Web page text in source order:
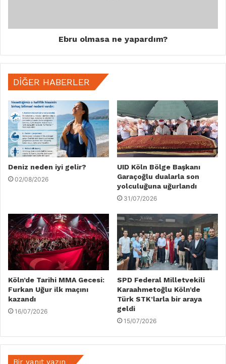
Ebru olmasa ne yapardım?
DIĞER HABERLER
Deniz neden iyi gelir?
02/08/2026
UID Köln Bölge Başkanı
Garaçoğlu dualarla son
yolculuğuna uğurlandı
31/07/2026
Köln’de Tarihi MMA Gecesi:
Furkan Uğur ilk maçını
kazandı
16/07/2026
SPD Federal Milletvekili
Karaahmetoğlu Köln’de
Türk STK’larla bir araya
geldi
15/07/2026